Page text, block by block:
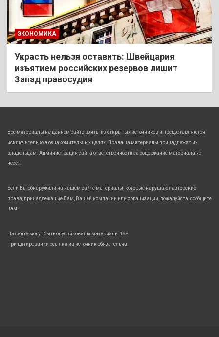
ЭКОНОМИКА
Украсть нельзя оставить: Швейцария
изъятием российских резервов лишит
Запад правосудия
Все материалы на данном сайте взяты из открытых источников и предоставляются
исключительно в ознакомительных целях. Права на материалы принадлежат их
владельцам. Администрация сайта ответственности за содержание материала не
несет.
Если Вы обнаружили на нашем сайте материалы, которые нарушают авторские
права, принадлежащие Вам, Вашей компании или организации, пожалуйста, сообщите
нам.
На сайте могут быть опубликованы материалы 18+!
При цитировании ссылка на источник обязательна.